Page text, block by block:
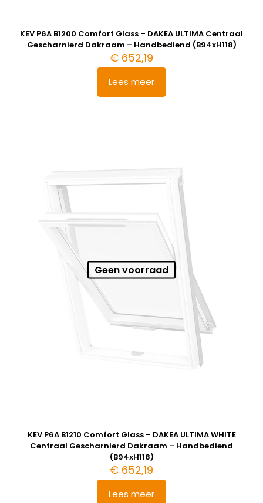
KEV P6A B1200 Comfort Glass – DAKEA ULTIMA Centraal
Gescharnierd Dakraam – Handbediend (B94xH118)
€ 652,19
Lees meer
Geen voorraad
KEV P6A B1210 Comfort Glass – DAKEA ULTIMA WHITE
Centraal Gescharnierd Dakraam – Handbediend
(B94xH118)
€ 652,19
Lees meer